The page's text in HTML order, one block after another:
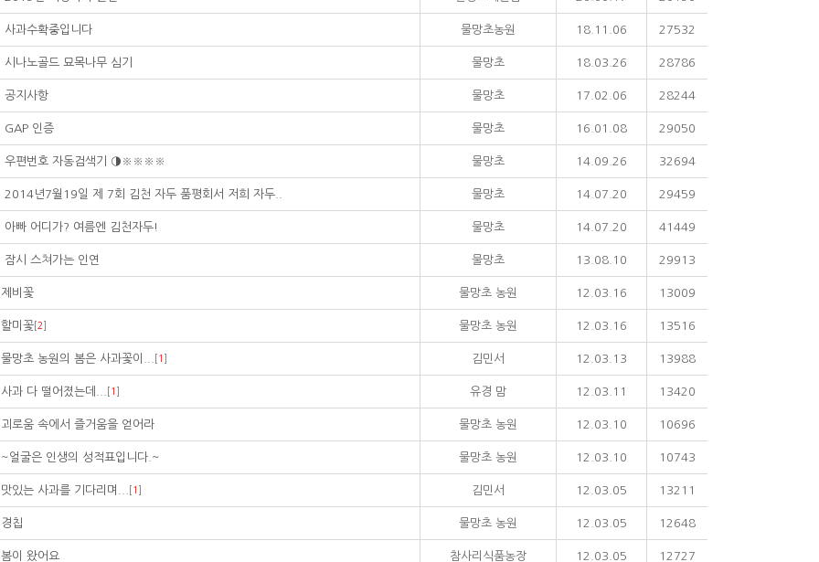
사과수확중입니다 물망초농원 18.11.06 27532
시나노골드 묘목나무 심기 물망초 18.03.26 28786
공지사항 물망초 17.02.06 28244
GAP 인증 물망초 16.01.08 29050
우편번호 자동검색기 ◑※※※※ 물망초 14.09.26 32694
2014년7월19일 제 7회 김천 자두 품평회서 저희 자두.. 물망초 14.07.20 29459
아빠 어디가? 여름엔 김천자두! 물망초 14.07.20 41449
잠시 스쳐가는 인연 물망초 13.08.10 29913
제비꽃 물망초 농원 12.03.16 13009
할미꽃 2 물망초 농원 12.03.16 13516
물망초 농원의 봄은 사과꽃이... 1 김민서 12.03.13 13988
사과 다 떨어졌는데... 1 유경 맘 12.03.11 13420
괴로움 속에서 즐거움을 얻어라 물망초 농원 12.03.10 10696
~얼굴은 인생의 성적표입니다.~ 물망초 농원 12.03.10 10743
맛있는 사과를 기다리며... 1 김민서 12.03.05 13211
경칩 물망초 농원 12.03.05 12648
봄이 왔어요 참사리식품농장 12.03.05 12727